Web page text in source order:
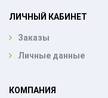
ЛИЧНЫЙ КАБИНЕТ
Заказы
Личные данные
КОМПАНИЯ